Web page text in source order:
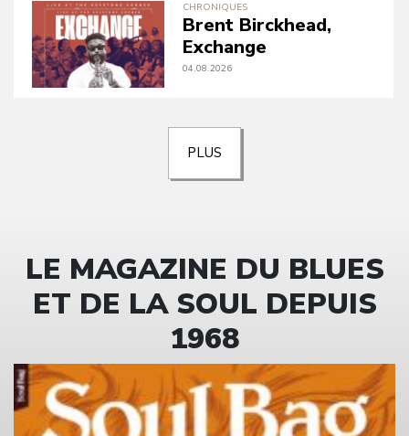
CHRONIQUES
Brent Birckhead,
Exchange
04.08.2026
PLUS
LE MAGAZINE DU BLUES
ET DE LA SOUL DEPUIS
1968